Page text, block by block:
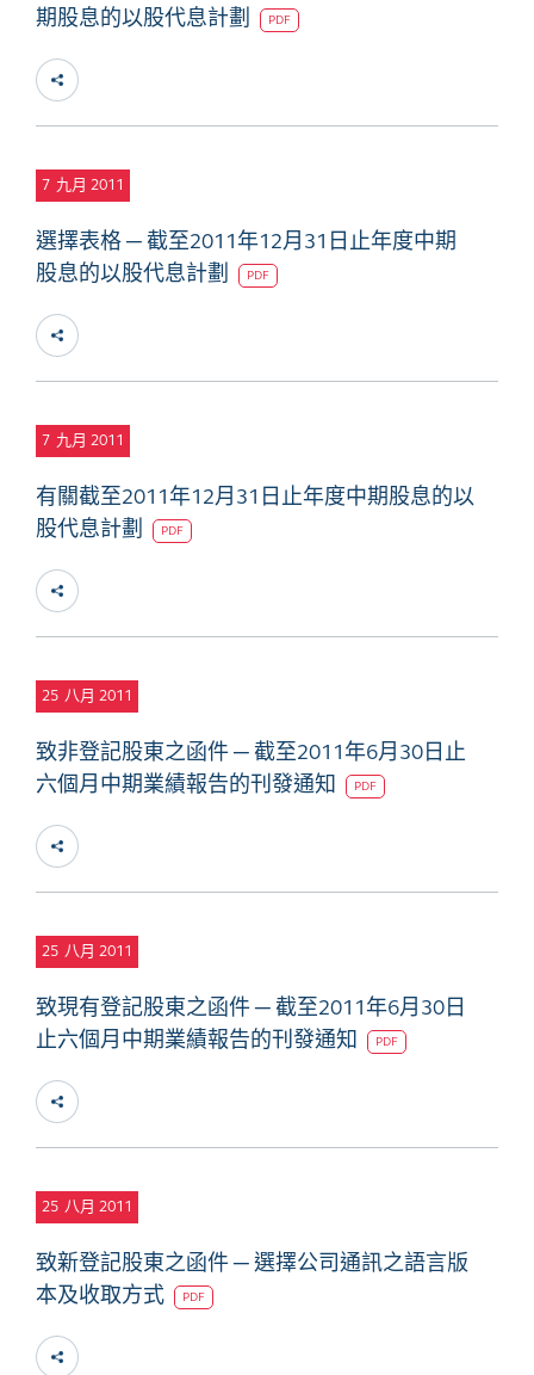
期股息的以股代息計劃
PDF
7 九月 2011
選擇表格 ─ 截至2011年12月31日止年度中期
股息的以股代息計劃
PDF
7 九月 2011
有關截至2011年12月31日止年度中期股息的以
股代息計劃
PDF
25 八月 2011
致非登記股東之函件 ─ 截至2011年6月30日止
六個月中期業績報告的刊發通知
PDF
25 八月 2011
致現有登記股東之函件 ─ 截至2011年6月30日
止六個月中期業績報告的刊發通知
PDF
25 八月 2011
致新登記股東之函件 ─ 選擇公司通訊之語言版
本及收取方式
PDF